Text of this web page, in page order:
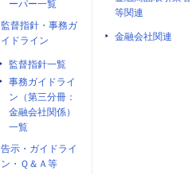
ーパー一覧
監督指針・事務ガ
イドライン
監督指針一覧
事務ガイドライ
ン（第三分冊：
金融会社関係）
一覧
告示・ガイドライ
ン・Ｑ＆Ａ等
等関連
金融会社関連